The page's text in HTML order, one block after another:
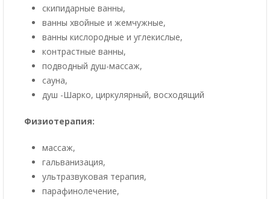
скипидарные ванны,
ванны хвойные и жемчужные,
ванны кислородные и углекислые,
контрастные ванны,
подводный душ-массаж,
сауна,
душ -Шарко, циркулярный, восходящий
Физиотерапия:
массаж,
гальванизация,
ультразвуковая терапия,
парафинолечение,